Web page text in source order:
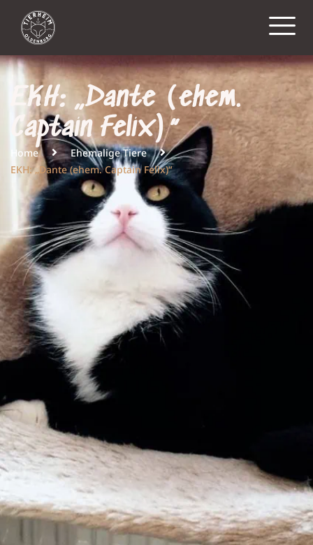
EKH: „Dante (ehem.
Captain Felix)“
Home
Ehemalige Tiere
EKH: „Dante (ehem. Captain Felix)“